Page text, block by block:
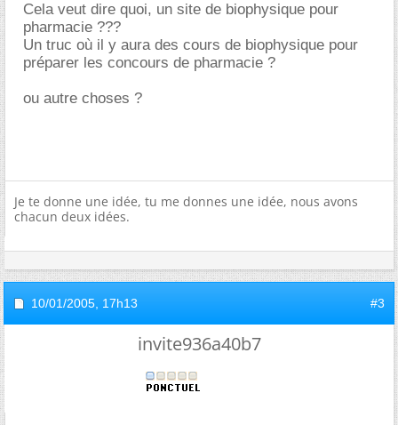
Cela veut dire quoi, un site de biophysique pour
pharmacie ???
Un truc où il y aura des cours de biophysique pour
préparer les concours de pharmacie ?
ou autre choses ?
Je te donne une idée, tu me donnes une idée, nous avons
chacun deux idées.
10/01/2005, 17h13 #3
invite936a40b7